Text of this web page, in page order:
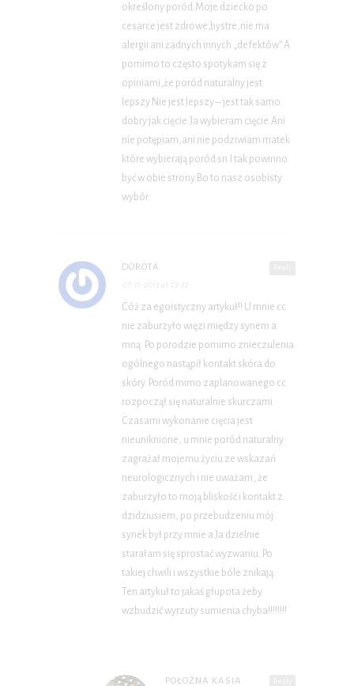
określony poród.Moje dziecko po
cesarce jest zdrowe,bystre,nie ma
alergii ani żadnych innych „defektów”.A
pomimo to często spotykam się z
opiniami,że poród naturalny jest
lepszy.Nie jest lepszy – jest tak samo
dobry jak cięcie.Ja wybieram cięcie.Ani
nie potępiam,ani nie podziwiam matek
które wybierają poród sn.I tak powinno
być w obie strony.Bo to nasz osobisty
wybór.
DOROTA
Cóż za egoistyczny artykuł!! U mnie cc
nie zaburzyło więzi między synem a
mną. Po porodzie pomimo znieczulenia
ogólnego nastąpił kontakt skóra do
skóry. Poród mimo zaplanowanego cc
rozpoczął się naturalnie skurczami.
Czasami wykonanie cięcia jest
nieuniknione, u mnie poród naturalny
zagrażał mojemu życiu ze wskazań
neurologicznych i nie uważam, że
zaburzyło to moją bliskość i kontakt z
dzidziusiem, po przebudzeniu mój
synek był przy mnie a Ja dzielnie
starałam się sprostać wyzwaniu. Po
takiej chwili i wszystkie bóle znikają.
Ten artykuł to jakaś głupota żeby
wzbudzić wyrzuty sumienia chyba!!!!!!!!
POŁOŻNA KASIA